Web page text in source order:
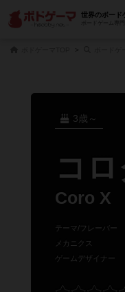
世界のボード
ボードゲーム専
3歳～
コ
Coro X
テーマ/フレーバー
メカニクス
ゲームデザイナー